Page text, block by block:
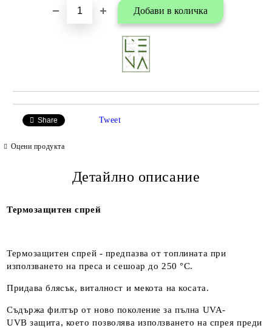
Share Tweet
Оцени продукта
Детайлно описание
Термозащитен спрей
Термозащитен спрей - предпазва от топлината при
използването на преса и сешоар до 250 °C.
Придава блясък, виталност и мекота на косата.
Съдържа филтър от ново поколение за пълна UVA-
UVB защита, което позволява използването на спрея преди